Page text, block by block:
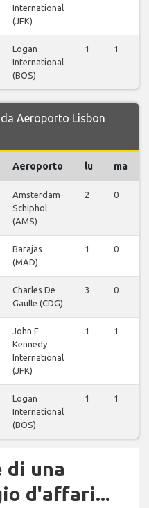
International
(JFK)
Logan
International
(BOS)
1 1
Aeroporto Lisbon
Aeroporto lu ma
Amsterdam-
Schiphol
(AMS)
2 0
Barajas
(MAD)
1 0
Charles De
Gaulle (CDG)
3 0
John F
Kennedy
International
(JFK)
1 1
Logan
International
(BOS)
1 1
di una
d'affari...